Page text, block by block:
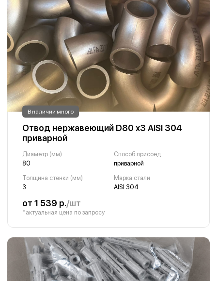
В наличии много
Отвод нержавеющий D80 х3 AISI 304
приварной
Диаметр (мм)
80
Способ присоед.
приварной
Толщина стенки (мм)
3
Марка стали
AISI 304
от 1 539 р./шт
*актуальная цена по запросу